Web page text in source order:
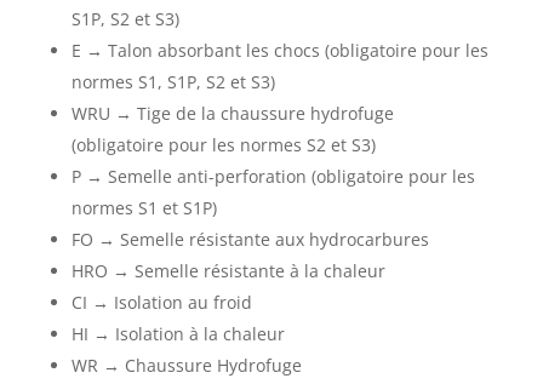
S1P, S2 et S3)
E → Talon absorbant les chocs (obligatoire pour les
normes S1, S1P, S2 et S3)
WRU → Tige de la chaussure hydrofuge
(obligatoire pour les normes S2 et S3)
P → Semelle anti-perforation (obligatoire pour les
normes S1 et S1P)
FO → Semelle résistante aux hydrocarbures
HRO → Semelle résistante à la chaleur
CI → Isolation au froid
HI → Isolation à la chaleur
WR → Chaussure Hydrofuge